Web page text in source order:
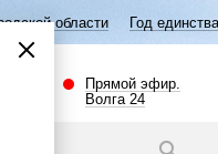
Год единства народов
Прямой эфир.
Волга 24